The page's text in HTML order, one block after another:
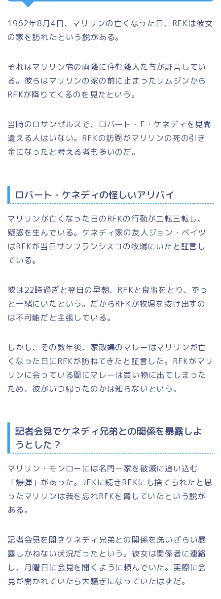
1962年8月4日、マリリンの亡くなった日、RFKは彼女
の家を訪れたという説がある。
それはマリリン宅の両隣に住む隣人たちが証言してい
る。彼らはマリリンの家の前に止まったリムジンから
RFKが降りてくるのを見たという。
当時のロサンゼルスで、ロバート・F・ケネディを見間
違える人はいない。RFKの訪問がマリリンの死の引き
金になったと考える者も多いのだ。
ロバート・ケネディの怪しいアリバイ
マリリンが亡くなった日のRFKの行動が二転三転し、
疑惑を生んでいる。ケネディ家の友人ジョン・ベイツ
はRFKが当日サンフランシスコの牧場にいたと証言し
ている。
彼は22時過ぎと翌日の早朝、RFKと食事をとり、ずっ
と一緒にいたという。だからRFKが牧場を抜け出すの
は不可能だと主張している。
しかし、その数年後、家政婦のマレーはマリリンが亡
くなった日にRFKが訪ねてきたと証言した。RFKがマリ
リンに会っている間にマレーは買い物に出てしまった
ため、彼がいつ帰ったのかは知らないという。
記者会見でケネディ兄弟との関係を暴露しよ
うとした？
マリリン・モンローには名門一家を破滅に追い込む
「爆弾」があった。JFKに続きRFKにも捨てられたと思
ったマリリンは我を忘れRFKを脅していたという説が
ある。
記者会見を開きケネディ兄弟との関係を洗いざらい暴
露しかねない状況だったという。彼女は関係者に連絡
し、月曜日に会見を開くように頼んでいた。実際に会
見が開かれていたら大騒ぎになっていたはずだ。